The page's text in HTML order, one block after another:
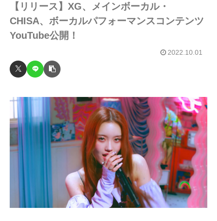
【リリース】XG、メインボーカル・
CHISA、ボーカルパフォーマンスコンテンツ
YouTube公開！
2022.10.01